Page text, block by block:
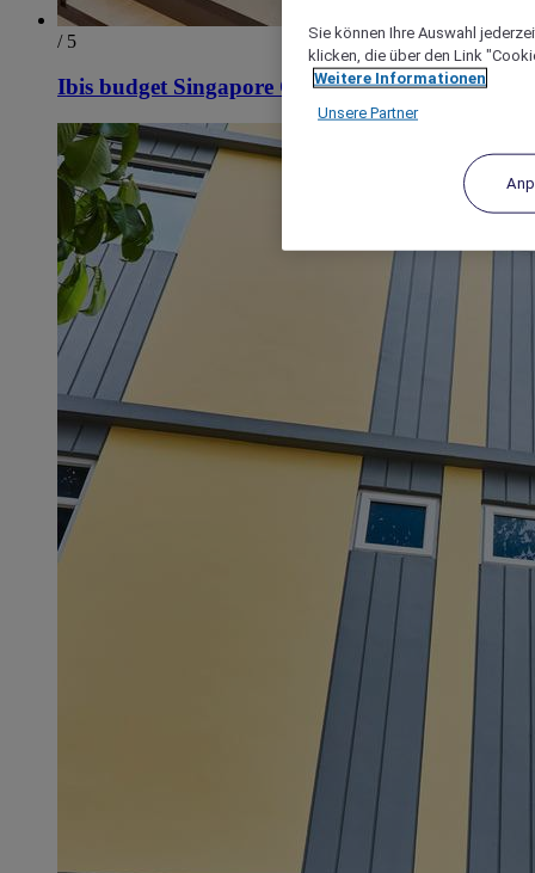
/ 5
Ibis budget Singapore Clarke Quay
Sie können Ihre Auswahl
klicken, die über den Link
Weitere Informationen
Unsere Partner